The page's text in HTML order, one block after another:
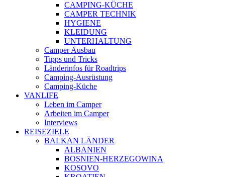
CAMPING-KÜCHE
CAMPER TECHNIK
HYGIENE
KLEIDUNG
UNTERHALTUNG
Camper Ausbau
Tipps und Tricks
Länderinfos für Roadtrips
Camping-Ausrüstung
Camping-Küche
VANLIFE
Leben im Camper
Arbeiten im Camper
Interviews
REISEZIELE
BALKAN LÄNDER
ALBANIEN
BOSNIEN-HERZEGOWINA
KOSOVO